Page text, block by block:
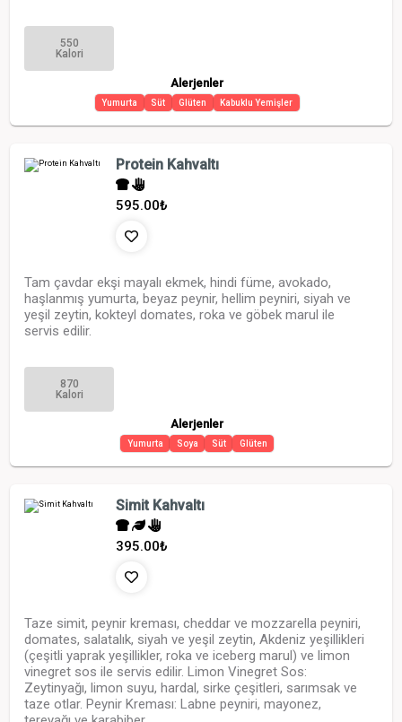
550
Kalori
Alerjenler
Yumurta Süt Glüten Kabuklu Yemişler
Protein Kahvaltı
595.00₺
Tam çavdar ekşi mayalı ekmek, hindi füme, avokado,
haşlanmış yumurta, beyaz peynir, hellim peyniri, siyah ve
yeşil zeytin, kokteyl domates, roka ve göbek marul ile
servis edilir.
870
Kalori
Alerjenler
Yumurta Soya Süt Glüten
Simit Kahvaltı
395.00₺
Taze simit, peynir kreması, cheddar ve mozzarella peyniri,
domates, salatalık, siyah ve yeşil zeytin, Akdeniz yeşillikleri
(çeşitli yaprak yeşillikler, roka ve iceberg marul) ve limon
vinegret sos ile servis edilir. Limon Vinegret Sos:
Zeytinyağı, limon suyu, hardal, sirke çeşitleri, sarımsak ve
taze otlar. Peynir Kreması: Labne peyniri, mayonez,